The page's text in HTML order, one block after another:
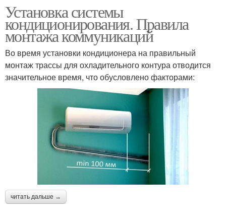
Установка системы
кондиционирования. Правила
монтажа коммуникаций
Во время установки кондиционера на правильный
монтаж трассы для охладительного контура отводится
значительное время, что обусловлено факторами:
читать дальше →